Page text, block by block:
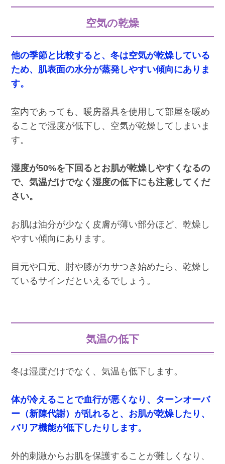
空気の乾燥
他の季節と比較すると、冬は空気が乾燥している
ため、肌表面の水分が蒸発しやすい傾向にありま
す。
室内であっても、暖房器具を使用して部屋を暖め
ることで湿度が低下し、空気が乾燥してしまいま
す。
湿度が50%を下回るとお肌が乾燥しやすくなるの
で、気温だけでなく湿度の低下にも注意してくだ
さい。
お肌は油分が少なく皮膚が薄い部分ほど、乾燥し
やすい傾向にあります。
目元や口元、肘や膝がカサつき始めたら、乾燥し
ているサインだといえるでしょう。
気温の低下
冬は湿度だけでなく、気温も低下します。
体が冷えることで血行が悪くなり、ターンオーバ
ー（新陳代謝）が乱れると、お肌が乾燥したり、
バリア機能が低下したりします。
外的刺激からお肌を保護することが難しくなり、